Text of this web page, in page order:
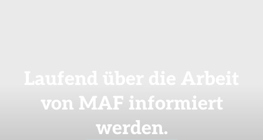
von MAF informiert
werden.